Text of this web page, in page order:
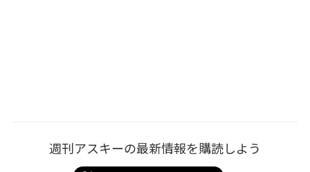
週刊アスキーの最新情報を購読しよう